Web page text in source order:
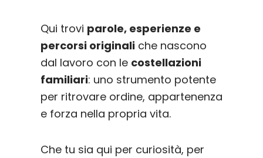
Qui trovi parole, esperienze e
percorsi originaliche nascono
dal lavoro con le costellazioni
familiari: uno strumento potente
per ritrovare ordine, appartenenza
e forza nella propria vita.
Che tu sia qui per curiosità, per